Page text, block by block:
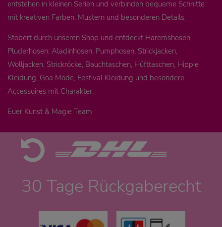
entstehen in kleinen Serien und verbinden bequeme Schnitte
mit kreativen Farben, Mustern und besonderen Details.
Stöbert durch unseren Shop und entdeckt Haremshosen,
Pluderhosen, Aladinhosen, Pumphosen, Strickjacken,
Wolljacken, Strickröcke, Bauchtaschen, Hüfttaschen, Hippie
Kleidung, Goa Mode, Festival Kleidung und besondere
Accessoires mit Charakter.
Euer Kunst & Magie Team
30 Tage Rückgaberecht